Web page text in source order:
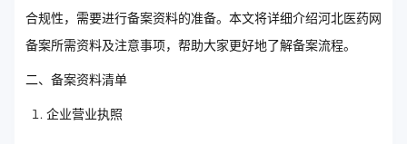
合规性，需要进行备案资料的准备。本文将详细介绍河北医药网
备案所需资料及注意事项，帮助大家更好地了解备案流程。
二、备案资料清单
企业营业执照